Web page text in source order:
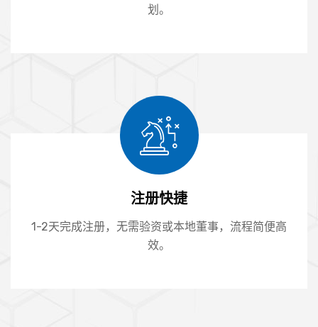
划。
注册快捷
1-2天完成注册，无需验资或本地董事，流程简便高
效。